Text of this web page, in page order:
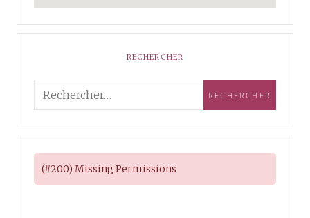
RECHERCHER
(#200) Missing Permissions